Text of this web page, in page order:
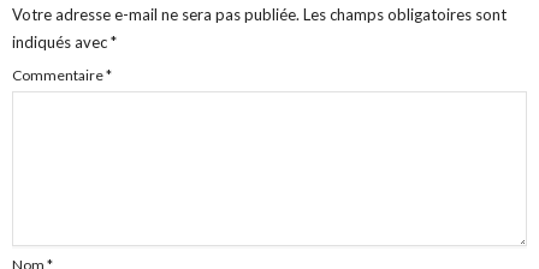
Votre adresse e-mail ne sera pas publiée. Les champs obligatoires sont
indiqués avec*
Commentaire*
Nom *